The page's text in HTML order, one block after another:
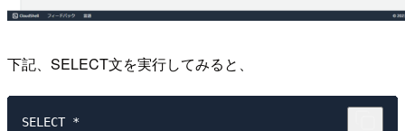
下記、SELECT文を実行してみると、
SELECT *